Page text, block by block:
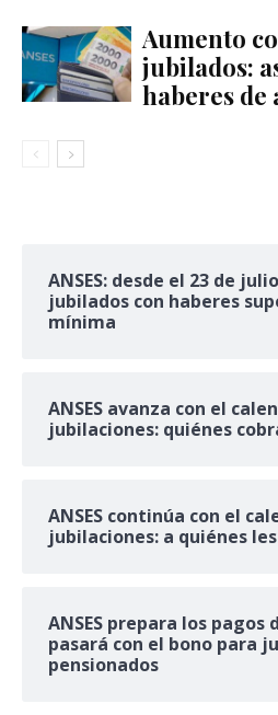
Aumento
jubilados:
haberes de
ANSES: desde el 23 de
jubilados con haberes
mínima
ANSES avanza con el
jubilaciones: quiénes
ANSES continúa con el
jubilaciones: a quiénes
ANSES prepara los pagos
pasará con el bono para
pensionados